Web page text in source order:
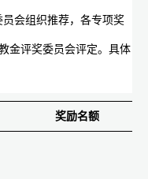
会组织推荐，各专项奖
金评奖委员会评定。具体
奖励名额